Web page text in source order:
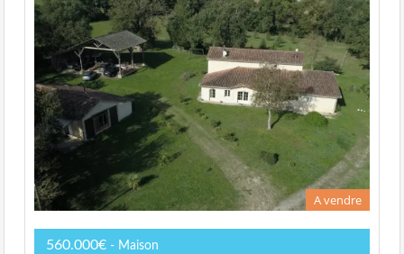
A vendre
560.000€ - Maison